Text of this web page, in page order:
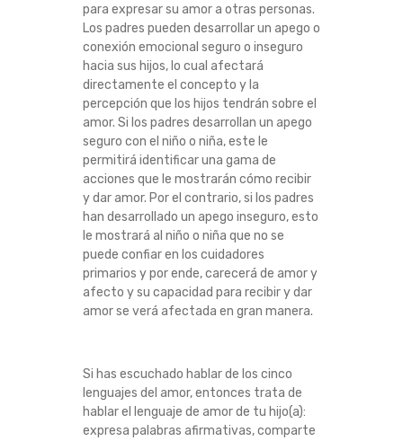
para expresar su amor a otras personas.
Los padres pueden desarrollar un apego o
conexión emocional seguro o inseguro
hacia sus hijos, lo cual afectará
directamente el concepto y la
percepción que los hijos tendrán sobre el
amor. Si los padres desarrollan un apego
seguro con el niño o niña, este le
permitirá identificar una gama de
acciones que le mostrarán cómo recibir
y dar amor. Por el contrario, si los padres
han desarrollado un apego inseguro, esto
le mostrará al niño o niña que no se
puede confiar en los cuidadores
primarios y por ende, carecerá de amor y
afecto y su capacidad para recibir y dar
amor se verá afectada en gran manera.
Si has escuchado hablar de los cinco
lenguajes del amor, entonces trata de
hablar el lenguaje de amor de tu hijo(a):
expresa palabras afirmativas, comparte